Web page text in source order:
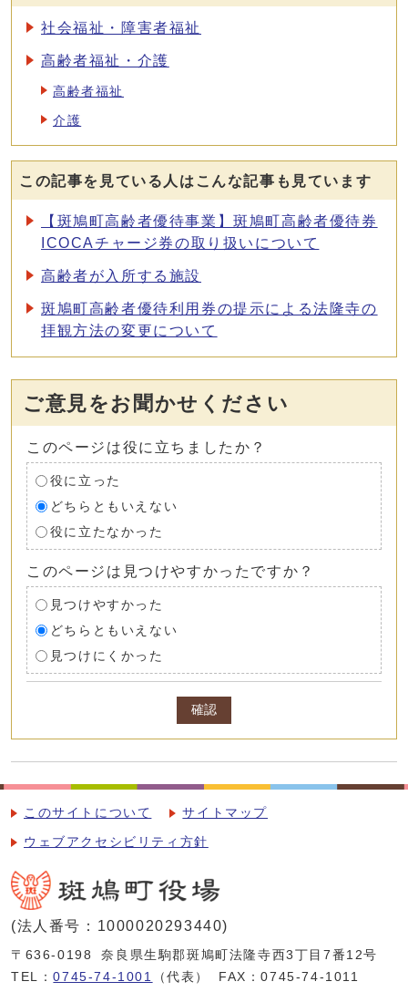
社会福祉・障害者福祉
高齢者福祉・介護
高齢者福祉
介護
この記事を見ている人はこんな記事も見ています
【斑鳩町高齢者優待事業】斑鳩町高齢者優待券
ICOCAチャージ券の取り扱いについて
高齢者が入所する施設
斑鳩町高齢者優待利用券の提示による法隆寺の
拝観方法の変更について
ご意見をお聞かせください
このページは役に立ちましたか？
役に立った
どちらともいえない
役に立たなかった
このページは見つけやすかったですか？
見つけやすかった
どちらともいえない
見つけにくかった
確認
このサイトについて サイトマップ
ウェブアクセシビリティ方針
(法人番号：1000020293440)
〒636-0198
奈良県生駒郡斑鳩町法隆寺西3丁目7番12号
TEL：0745-74-1001 （代表）
FAX：0745-74-1011